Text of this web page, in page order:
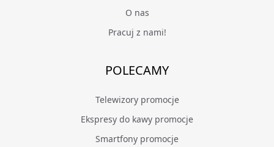
O nas
Pracuj z nami!
POLECAMY
Telewizory promocje
Ekspresy do kawy promocje
Smartfony promocje